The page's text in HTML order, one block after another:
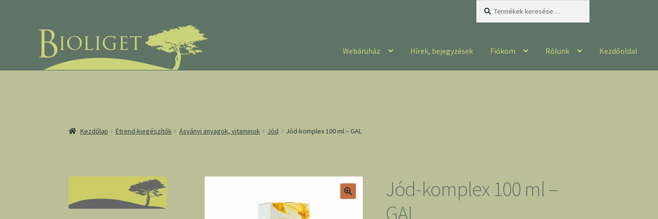
Webáruház Hírek, bejegyzések Fiókom Rólunk Kezdőoldal
Kezdőlap Étrend-kiegészítők Ásványi anyagok, vitaminok Jód Jód-komplex 100 ml – GAL
Jód-komplex 100 ml –
GAL